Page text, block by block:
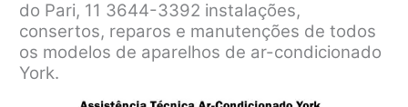
do Pari, 11 3644-3392 instalações,
consertos, reparos e manutenções de todos
os modelos de aparelhos de ar-condicionado
York.